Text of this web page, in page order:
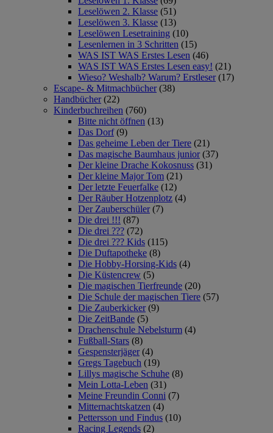
Leselöwen 2. Klasse (51)
Leselöwen 3. Klasse (13)
Leselöwen Lesetraining (10)
Lesenlernen in 3 Schritten (15)
WAS IST WAS Erstes Lesen (46)
WAS IST WAS Erstes Lesen easy! (21)
Wieso? Weshalb? Warum? Erstleser (17)
Escape- & Mitmachbücher (38)
Handbücher (22)
Kinderbuchreihen (760)
Bitte nicht öffnen (13)
Das Dorf (9)
Das geheime Leben der Tiere (21)
Das magische Baumhaus junior (37)
Der kleine Drache Kokosnuss (31)
Der kleine Major Tom (21)
Der letzte Feuerfalke (12)
Der Räuber Hotzenplotz (4)
Der Zauberschüler (7)
Die drei !!! (87)
Die drei ??? (72)
Die drei ??? Kids (115)
Die Duftapotheke (8)
Die Hobby-Horsing-Kids (4)
Die Küstencrew (5)
Die magischen Tierfreunde (20)
Die Schule der magischen Tiere (57)
Die Zauberkicker (9)
Die ZeitBande (5)
Drachenschule Nebelsturm (4)
Fußball-Stars (8)
Gespensterjäger (4)
Gregs Tagebuch (19)
Lillys magische Schuhe (8)
Mein Lotta-Leben (31)
Meine Freundin Conni (7)
Mitternachtskatzen (4)
Pettersson und Findus (10)
Racing Legends (2)